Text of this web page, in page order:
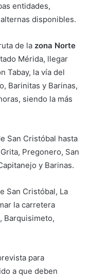
entidades,
disponibles.
de la zona Norte
Mérida, llegar
Tabay, la vía del
Barinitas y Barinas,
siendo la más
San Cristóbal hasta
Pregonero, San
y Barinas.
San Cristóbal, La
la carretera
Barquisimeto,
para
a que deben